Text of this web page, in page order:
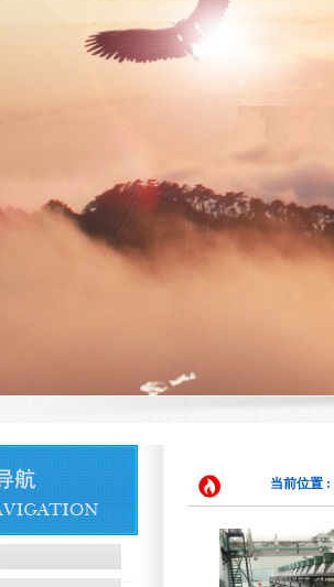
当前位置 :